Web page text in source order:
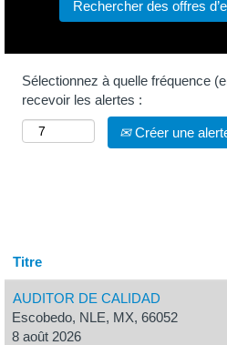
Sélectionnez à quelle fréquence
recevoir les alertes :
Créer une
Titre
AUDITOR DE CALIDAD
Escobedo, NLE, MX, 66052
8 août 2026